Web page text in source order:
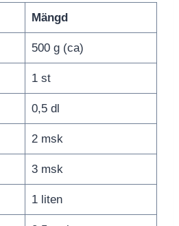
Mängd
500 g (ca)
1 st
0,5 dl
2 msk
3 msk
1 liten